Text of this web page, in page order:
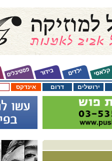
אינדקס דרום ירושלים